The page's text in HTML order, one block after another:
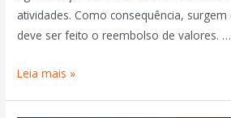
atividades. Como consequência,
deve ser feito o reembolso de valores. …
Leia mais »